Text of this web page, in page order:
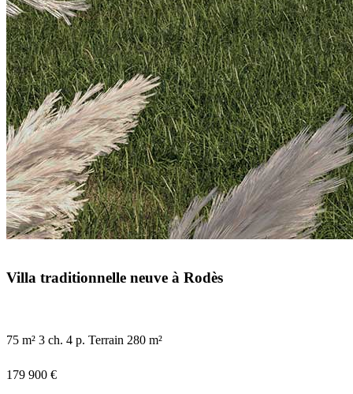
Villa traditionnelle neuve à Rodès
75 m² 3 ch. 4 p. Terrain 280 m²
179 900 €